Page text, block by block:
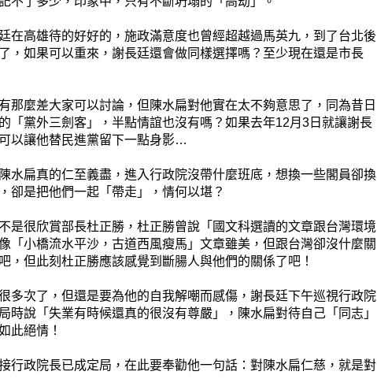
在高雄待的好好的，施政滿意度也曾經超越過馬英九，到了台北後
，如果可以重來，謝長廷還會做同樣選擇嗎？至少現在還是市長
那麼差大家可以討論，但陳水扁對他實在太不夠意思了，同為昔日
「黨外三劍客」，半點情誼也沒有嗎？如果去年12月3日就讓謝長
以讓他替民進黨留下一點身影…
水扁真的仁至義盡，進入行政院沒帶什麼班底，想換一些閣員卻換
卻是把他們一起「帶走」，情何以堪？
是很欣賞部長杜正勝，杜正勝曾說「國文科選讀的文章跟台灣環境
「小橋流水平沙，古道西風瘦馬」文章雖美，但跟台灣卻沒什麼關
，但此刻杜正勝應該感覺到斷腸人與他們的關係了吧！
多次了，但還是要為他的自我解嘲而感傷，謝長廷下午巡視行政院
時說「失業有時候還真的很沒有尊嚴」，陳水扁對待自己「同志」
此絕情！
行政院長已成定局，在此要奉勸他一句話：對陳水扁仁慈，就是對